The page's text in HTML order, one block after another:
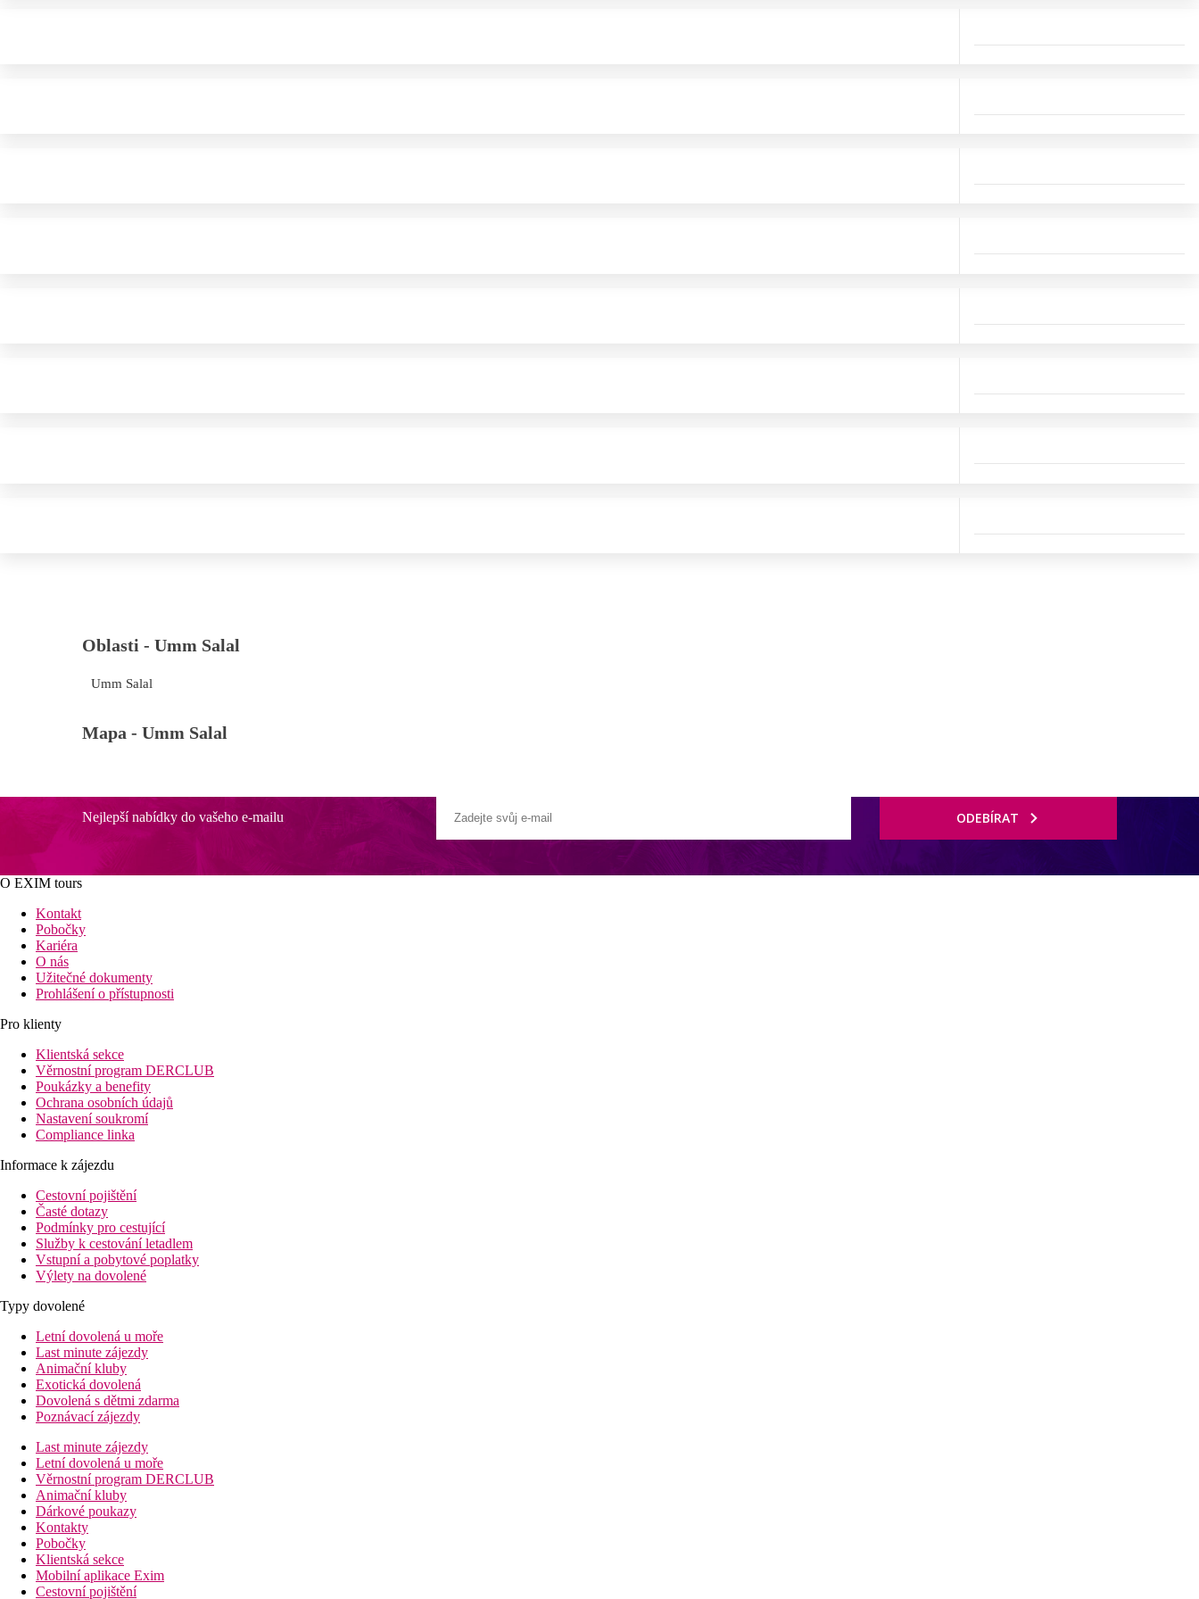
Oblasti - Umm Salal
Umm Salal
Mapa - Umm Salal
Nejlepší nabídky do vašeho e-mailu ODEBÍRAT
O EXIM tours
Kontakt
Pobočky
Kariéra
O nás
Užitečné dokumenty
Prohlášení o přístupnosti
Pro klienty
Klientská sekce
Věrnostní program DERCLUB
Poukázky a benefity
Ochrana osobních údajů
Nastavení soukromí
Compliance linka
Informace k zájezdu
Cestovní pojištění
Časté dotazy
Podmínky pro cestující
Služby k cestování letadlem
Vstupní a pobytové poplatky
Výlety na dovolené
Typy dovolené
Letní dovolená u moře
Last minute zájezdy
Animační kluby
Exotická dovolená
Dovolená s dětmi zdarma
Poznávací zájezdy
Last minute zájezdy
Letní dovolená u moře
Věrnostní program DERCLUB
Animační kluby
Dárkové poukazy
Kontakty
Pobočky
Klientská sekce
Mobilní aplikace Exim
Cestovní pojištění